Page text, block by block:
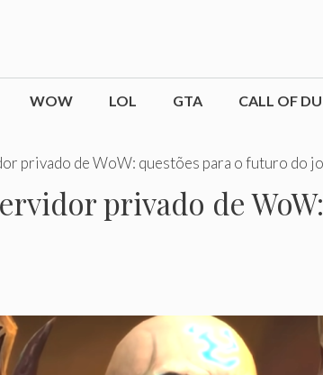
WOW LOL GTA CALL OF
privado de WoW: questões para o futuro do
privado de